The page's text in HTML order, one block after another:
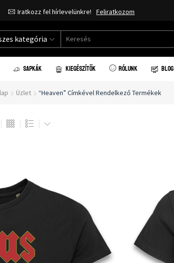
Iratkozz fel hírlevelünkre! Feliratkozom
kategória
SAPKÁK KIEGÉSZÍTŐK RÓLUNK BLOG
Üzlet “heaven” Címkével Rendelkező Termékek